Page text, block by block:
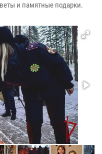
и памятные подарки.